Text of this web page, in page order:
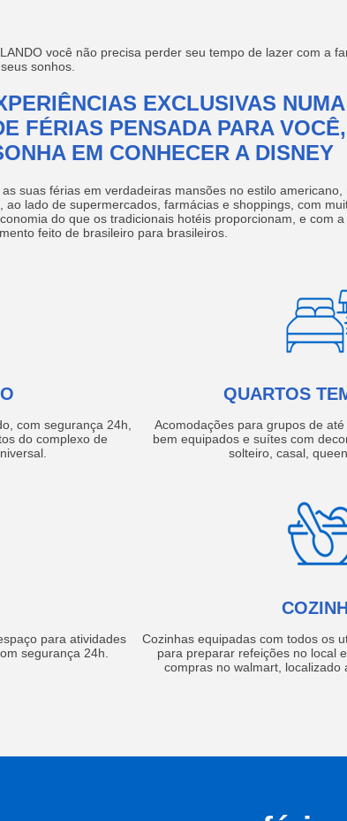
você não precisa perder seu tempo de lazer com a
sonhos.
EXCLUSIVAS NUMA
FÉRIAS PENSADA PARA VOCÊ,
EM CONHECER A DISNEY
suas férias em verdadeiras mansões no estilo americano,
ao lado de supermercados, farmácias e shoppings, com
do que os tradicionais hotéis proporcionam, e com a
feito de brasileiro para brasileiros.
com segurança 24h,
do complexo de
QUARTOS
Acomodações para grupos de
bem equipados e suítes com
solteiro, casal,
para atividades
segurança 24h.
Cozinhas equipadas com todos os
para preparar refeições no local
compras no walmart, localizado